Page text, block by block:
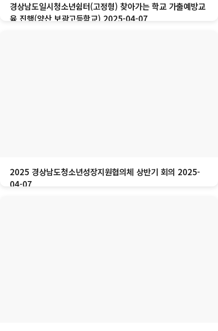
경상남도일시청소년쉼터(고정형) 찾아가는 학교 가출예방교
육 진행(양산 보광고등학교) 2025-04-07
2025 경상남도청소년성장지원협의체 상반기 회의 2025-
04-07